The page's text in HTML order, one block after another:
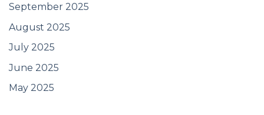
September 2025
August 2025
July 2025
June 2025
May 2025